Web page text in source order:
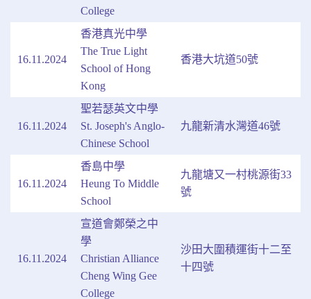
College
16.11.2024
香港真光中學
The True Light
School of Hong
Kong
香港大坑道50號
16.11.2024
聖若瑟英文中學
St. Joseph's Anglo-
Chinese School
九龍新清水灣道46號
16.11.2024
香島中學
Heung To Middle
School
九龍塘又一村桃源街33
號
16.11.2024
宣道會鄭榮之中
學
Christian Alliance
Cheng Wing Gee
College
沙田大圍積運街十二至
十四號